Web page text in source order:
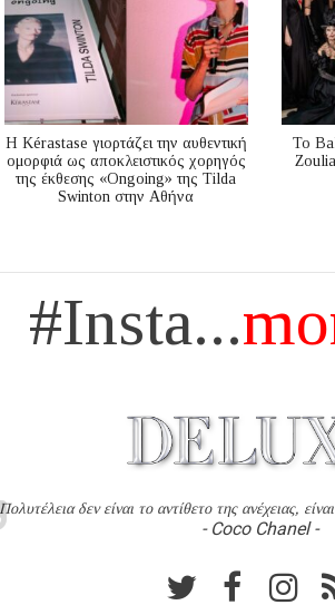
Η Kérastase γιορτάζει την αυθεντική
ομορφιά ως αποκλειστικός χορηγός
της έκθεσης «Ongoing» της Tilda
Swinton στην Αθήνα
Το
#Insta...
Πολυτέλεια δεν είναι το αντίθετο της ανέχειας,
- Coco Chanel -